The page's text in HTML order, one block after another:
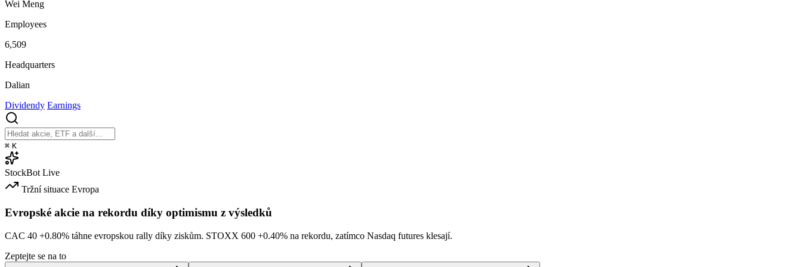
Wei Meng
Employees
6,509
Headquarters
Dalian
Dividendy Earnings
⌘ K
StockBot Live
Tržní situace Evropa
Evropské akcie na rekordu díky optimismu z výsledků
CAC 40 +0.80% táhne evropskou rally díky ziskům. STOXX 600 +0.40% na rekordu, zatímco Nasdaq futures klesají.
Zeptejte se na to